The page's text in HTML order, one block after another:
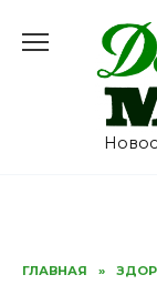
содержанию
ГЛАВНАЯ »